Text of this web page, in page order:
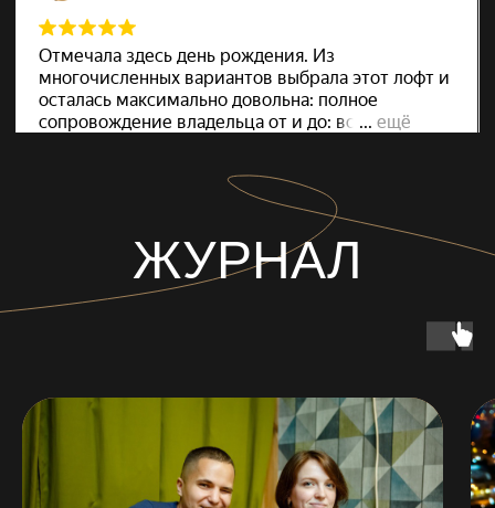
+7 938 117-35-45
Telegram
What’sApp
оферта
Контакты
конфиденциальности
Copyright © Рандеву 2022
андеву
Журнал
Настолки
YouTube